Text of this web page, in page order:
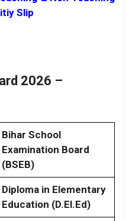
Slip
2026 –
Bihar School
Examination Board
(BSEB)
Diploma in Elementary
Education (D.El.Ed)